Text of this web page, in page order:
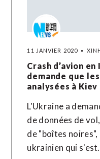
11 JANVIER 2020
Crash d’avion en
demande que
analysées à Kiev
L'Ukraine a
de données de
de "boîtes
ukrainien qui